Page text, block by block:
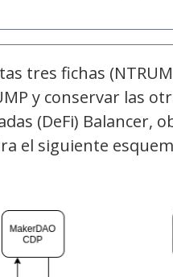
tres fichas
y conservar las
(DeFi) Balancer,
el siguiente